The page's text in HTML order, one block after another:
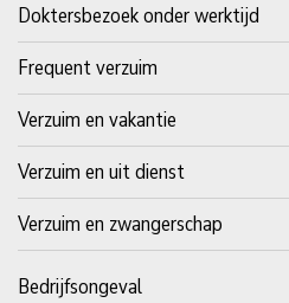
Doktersbezoek onder werktijd
Frequent verzuim
Verzuim en vakantie
Verzuim en uit dienst
Verzuim en zwangerschap
Bedrijfsongeval